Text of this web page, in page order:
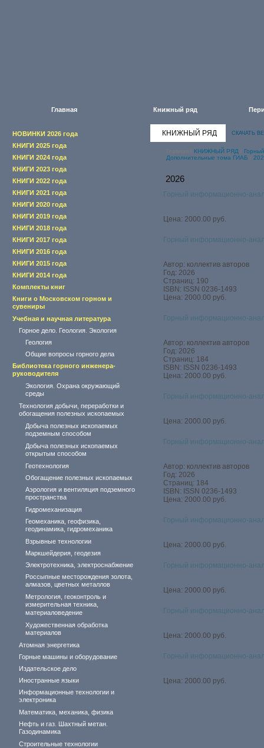
Главная Книжный ряд
НОВИНКИ 2026 года
КНИГИ 2025 года
КНИГИ 2024 года
КНИГИ 2023 года
КНИГИ 2022 года
КНИГИ 2021 года
КНИГИ 2020 года
КНИГИ 2019 года
КНИГИ 2018 года
КНИГИ 2017 года
КНИГИ 2016 года
КНИГИ 2015 года
КНИГИ 2014 года
Комплекты книг
Книги о Московском горном и
сувениры
Учебная и научная литература
Горное дело. Геология. Экология
Геология
Общие вопросы горного дела
Библиотека горного инженера-
руководителя
Экология. Охрана окружающий
среды
Технология добычи, переработки и
обогащения полезных ископаемых
Добыча полезных ископаемых
подземным способом
Добыча полезных ископаемых
открытым способом
Геотехнология
Обогащение полезных ископаемых
Аэрология и вентиляция подземного
пространства
Гидромеханизация
Геомеханика, геофизика,
геодинамика, гидромеханика
Взрывные технологии
Маркшейдерия, геодезия
Электротехника, электроснабжение
Россыпные месторождения золота,
алмазов, цветных металлов
Метрология, геоконтроль и
измерительная техника,
материаловедение
Художественная обработка
материалов
Атомная энергетика
Горные машины и оборудование
Издательское дело
Иностранные языки
Информационные технологии и
электроника
Математика, механика, физика
Нефть и газ. Шахтный метан.
Газодинамика
Строительные технологии
КНИЖНЫЙ РЯД СКАЧАТЬ
КНИЖНЫЙ РЯД
Дополнительные тома ГИАБ
2026
Горный информационно-
Цена: 2000.00 руб.
Горный информационно-
Автор: коллектив авторов
Год: 2026
Страниц: 190
ISBN: ISSN 0236-1493
Цена: 2000.00 руб.
Горный информационно-
Автор: коллектив авторов
Год: 2026
Страниц: 184
ISBN: ISSN 0236-1493
Цена: 2000.00 руб.
Горный информационно-
Цена: 2000.00 руб.
Горный информационно-
Автор: коллектив авторов
Год: 2026
Страниц: 184
ISBN: ISSN 0236-1493
Цена: 2000.00 руб.
Горный информационно-
Цена: 2000.00 руб.
Горный информационно-
Цена: 2000.00 руб.
Горный информационно-
Цена: 2000.00 руб.
Горный информационно-
Цена: 2000.00 руб.